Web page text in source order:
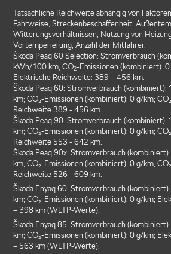
Tatsächliche Reichweite abhängig von
Fahrweise, Streckenbeschaffenheit,
Witterungsverhältnissen, Nutzung von
Vortemperierung, Anzahl der Mitfahrer.
Škoda Peaq 60 Selection: Stromverbrauch
kWh/100 km; CO2-Emissionen (kombiniert):
Elektrische Reichweite: 389 – 456 km.
Škoda Peaq 60: Stromverbrauch
km; CO₂-Emissionen (kombiniert): 0 g/km;
Reichweite 389 - 456 km.
Škoda Peaq 90: Stromverbrauch
km; CO₂-Emissionen (kombiniert): 0 g/km;
Reichweite 553 - 642 km.
Škoda Peaq 90x: Stromverbrauch
km; CO₂-Emissionen (kombiniert): 0 g/km;
Reichweite 526 - 609 km.
Škoda Enyaq 60: Stromverbrauch
km; CO₂-Emissionen (kombiniert): 0 g/km;
– 398 km (WLTP-Werte).
Škoda Enyaq 85: Stromverbrauch
km; CO₂-Emissionen (kombiniert): 0 g/km;
– 563 km (WLTP-Werte).